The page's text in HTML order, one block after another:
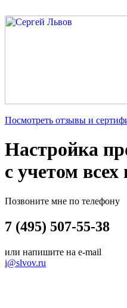
Посмотреть отзывы и
Настройка
с учетом
Позвоните мне по телефону
7 (495) 507-55-38
или напишите на e-mail
i@slvov.ru